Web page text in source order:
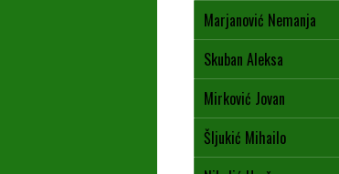
Marjanović Nemanja
Skuban Aleksa
Mirković Jovan
Šljukić Mihailo